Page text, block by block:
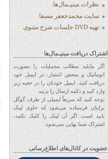
نظرات مینیـمال‌ها
سایت محمدجعفر مصفا
تهیه DVD جلسات شرح مثنوی
اشتراک دریافت مینیـمال‌ها
اگر مایلید مطالب مجملیات را بصورت
اتوماتیک و بمحض انتشار، در ایمیل خود
دریافت کنید، ایمیل خودتان را در جعبه زیر
وارد کنید و دکمه ارسال را بزنید.
توجه کنید که سریعاً ایمیلی از طرف گوگل
برایتان فرستاده می‌شود که حاوی لینک
تایید است. اگر آن لینک را کلیک نکنید،
اشتراک شما نهایی نمی‌شود.
عضویت در کانال‌های اطلاع‌رسانی